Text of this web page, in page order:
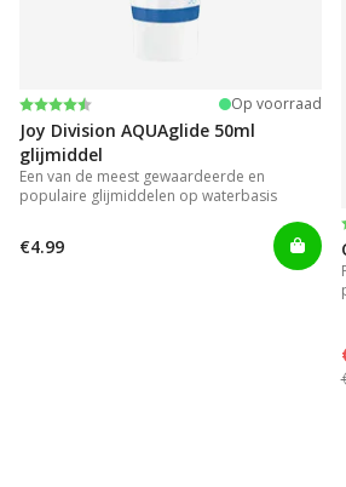
Beoordeling:
4.2 uit 5 sterren Op voorraad
Joy Division AQUAglide 50ml
glijmiddel
Een van de meest gewaardeerde en
populaire glijmiddelen op waterbasis
€4.99